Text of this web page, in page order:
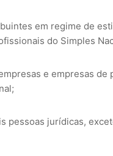
em regime de
do Simples
e empresas de
pessoas jurídicas,